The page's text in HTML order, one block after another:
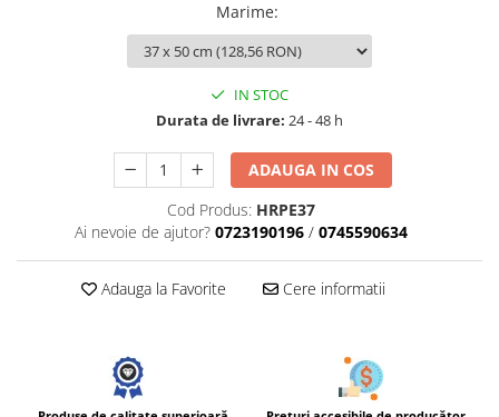
Marime:
IN STOC
Durata de livrare: 24 - 48 h
ADAUGA IN COS
Cod Produs: HRPE37
Ai nevoie de ajutor? 0723190196 / 0745590634
Adauga la Favorite Cere informatii